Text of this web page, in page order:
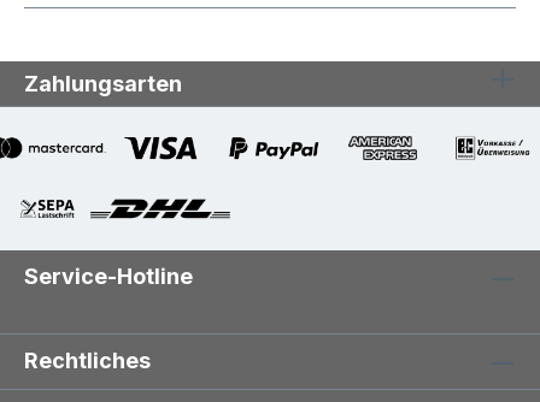
Zahlungsarten
Service-Hotline
Rechtliches